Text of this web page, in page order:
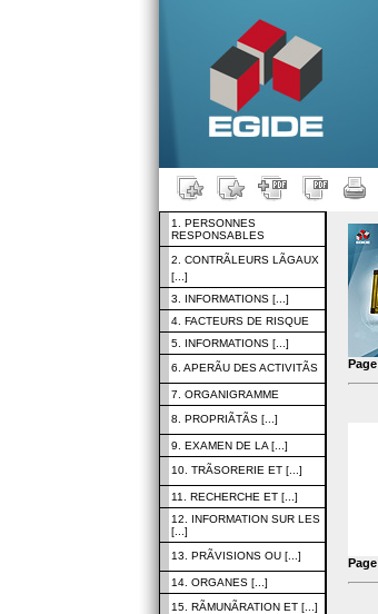
1. PERSONNES
RESPONSABLES
2. CONTRÃLEURS LÃGAUX
[...]
3. INFORMATIONS [...]
4. FACTEURS DE RISQUE
5. INFORMATIONS [...]
6. APERÃU DES ACTIVITÃS
7. ORGANIGRAMME
8. PROPRIÃTÃS [...]
9. EXAMEN DE LA [...]
10. TRÃSORERIE ET [...]
11. RECHERCHE ET [...]
12. INFORMATION SUR LES
[...]
13. PRÃVISIONS OU [...]
14. ORGANES [...]
15. RÃMUNÃRATION ET [...]